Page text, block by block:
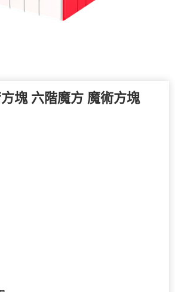
塊 六階魔方 魔術方塊